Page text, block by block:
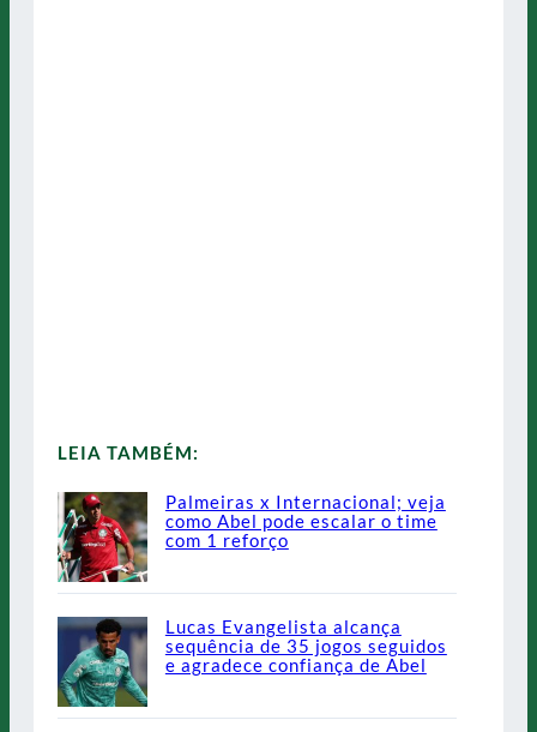
LEIA TAMBÉM:
Palmeiras x Internacional; veja
como Abel pode escalar o time
com 1 reforço
Lucas Evangelista alcança
sequência de 35 jogos seguidos
e agradece confiança de Abel